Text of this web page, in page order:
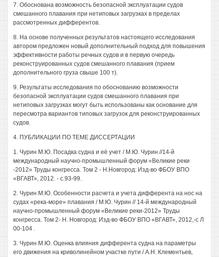
7. Обоснована возможность безопасной эксплуатации судов
смешанного плавания при нетиповых загрузках в пределах
рассмотренных дифферентов.
8. На основе полученных результатов настоящего исследования
автором предложен новый дополнительный подход для повышения
эффективности работы речных судов и в первую очередь
реконструированных судов смешанного плавания (прием
дополнительного груза свыше 100 т).
9. Результаты исследования по обоснованию возможности
безопасной эксплуатации судов смешанного плавания при
нетиповых загрузках могут быть использованы как основание для
пересмотра вариантов типовых загрузок для реконструированных
судов.
4. ПУБЛИКАЦИИ ПО ТЕМЕ ДИССЕРТАЦИИ
1. Чурин М.Ю. Посадка судна и её учет / М.Ю. Чурин //14-й
международный научно-промышленный форум «Великие реки
-2012» Труды конгресса. Том 2 - Н.Новгород: Изд-во ФБОУ ВПО
«ВГАВТ», 2012. - с.93-99.
2. Чурин М.Ю. Особенности расчета и учета дифферента на нос на
судах «река-море» плавания / М.Ю. Чурин // 14-й международный
научно-промышленный форум «Великие реки-2012» Труды
конгресса. Том 2- Н. Новгород: Изд-во ФБОУ ВПО «ВГАВТ», 2012,-с Л
00-104 .
3. Чурин М.Ю. Оценка влияния дифферента судна на параметры
его движения на криволинейном участке пути / А.Н. Клементьев,